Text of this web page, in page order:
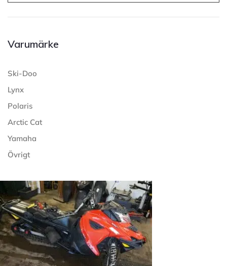
Varumärke
Ski-Doo
Lynx
Polaris
Arctic Cat
Yamaha
Övrigt